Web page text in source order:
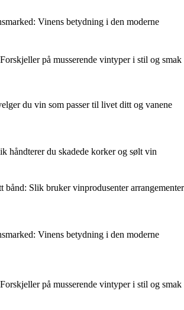
Vinens betydning i den moderne
på musserende vintyper i stil og smak
du vin som passer til livet ditt og vanene
håndterer du skadede korker og sølt vin
bånd: Slik bruker vinprodusenter arrangementer
Vinens betydning i den moderne
på musserende vintyper i stil og smak